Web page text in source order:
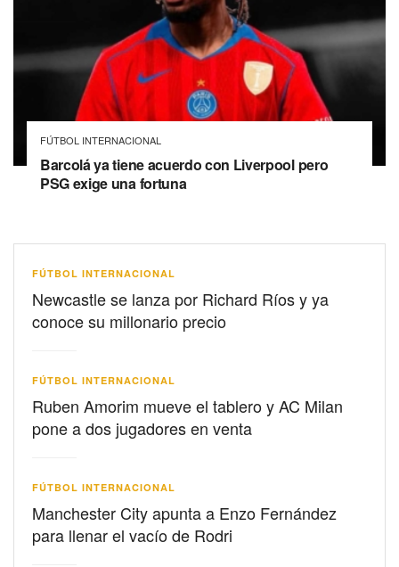
FÚTBOL INTERNACIONAL
Barcolá ya tiene acuerdo con Liverpool pero
PSG exige una fortuna
FÚTBOL INTERNACIONAL
Newcastle se lanza por Richard Ríos y ya
conoce su millonario precio
FÚTBOL INTERNACIONAL
Ruben Amorim mueve el tablero y AC Milan
pone a dos jugadores en venta
FÚTBOL INTERNACIONAL
Manchester City apunta a Enzo Fernández
para llenar el vacío de Rodri